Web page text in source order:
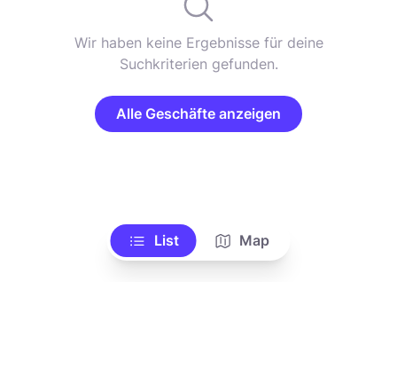
Wir haben keine Ergebnisse für deine
Suchkriterien gefunden.
Alle Geschäfte anzeigen
List Map